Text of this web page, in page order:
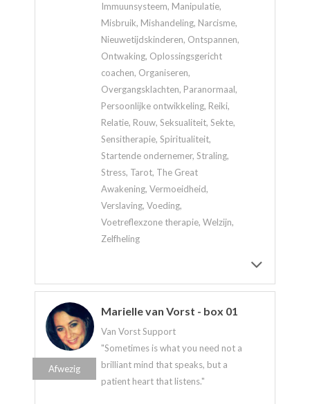
Immuunsysteem, Manipulatie,
Misbruik, Mishandeling, Narcisme,
Nieuwetijdskinderen, Ontspannen,
Ontwaking, Oplossingsgericht
coachen, Organiseren,
Overgangsklachten, Paranormaal,
Persoonlijke ontwikkeling, Reiki,
Relatie, Rouw, Seksualiteit, Sekte,
Sensitherapie, Spiritualiteit,
Startende ondernemer, Straling,
Stress, Tarot, The Great
Awakening, Vermoeidheid,
Verslaving, Voeding,
Voetreflexzone therapie, Welzijn,
Zelfheling
Marielle van Vorst - box 01
Van Vorst Support
"Sometimes is what you need not a
brilliant mind that speaks, but a
patient heart that listens."
Afwezig